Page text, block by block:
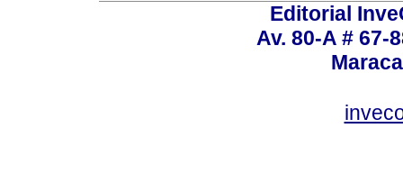
Editorial
Av. 80-A # 67-